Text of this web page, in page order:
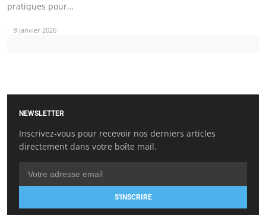
pratiques pour…
9 janvier 2026
NEWSLETTER
Inscrivez-vous pour recevoir nos derniers articles
directement dans votre boîte mail.
S'INSCRIRE